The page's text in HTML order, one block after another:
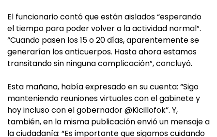
El funcionario contó que están aislados “esperando
el tiempo para poder volver a la actividad normal”.
“Cuando pasen los 15 o 20 días, aparentemente se
generarían los anticuerpos. Hasta ahora estamos
transitando sin ninguna complicación”, concluyó.
Esta mañana, había expresado en su cuenta: “Sigo
manteniendo reuniones virtuales con el gabinete y
hoy incluso con el gobernador @Kicillofok”. Y,
también, en la misma publicación envió un mensaje a
la ciudadanía: “Es importante que sigamos cuidando